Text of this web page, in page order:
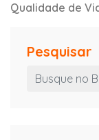
Qualidade de
Pesquisar